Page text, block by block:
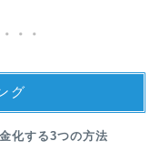
グ
化する3つの方法